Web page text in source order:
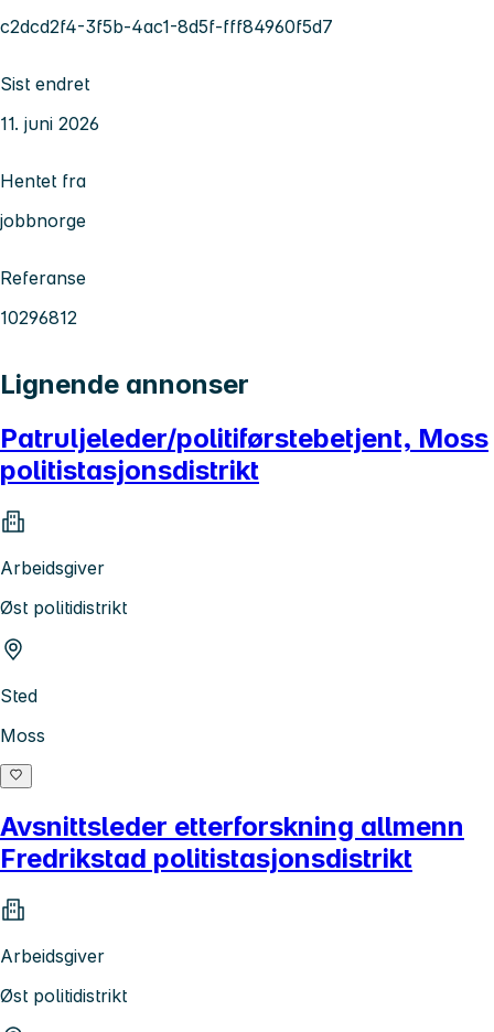
c2dcd2f4-3f5b-4ac1-8d5f-fff84960f5d7
Sist endret
11. juni 2026
Hentet fra
jobbnorge
Referanse
10296812
Lignende annonser
Patruljeleder/politiførstebetjent, Moss
politistasjonsdistrikt
Arbeidsgiver
Øst politidistrikt
Sted
Moss
Avsnittsleder etterforskning allmenn
Fredrikstad politistasjonsdistrikt
Arbeidsgiver
Øst politidistrikt